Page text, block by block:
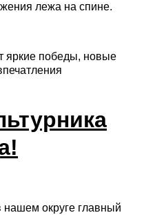
лежа на спине.
яркие победы, новые
нашем округе главный